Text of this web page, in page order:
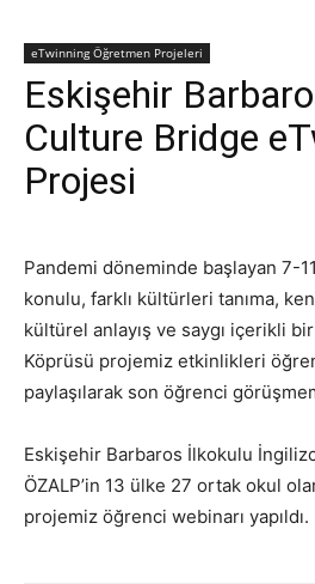
eTwinning Öğretmen Projeleri
Eskişehir
Culture Bridge
Projesi
Pandemi döneminde başlayan 7-
konulu, farklı kültürleri tanıma,
kültürel anlayış ve saygı içerikli
Köprüsü projemiz etkinlikleri
paylaşılarak son öğrenci
Eskişehir Barbaros İlkokulu
ÖZALP’in 13 ülke 27 ortak okul
projemiz öğrenci webinarı yapıldı.